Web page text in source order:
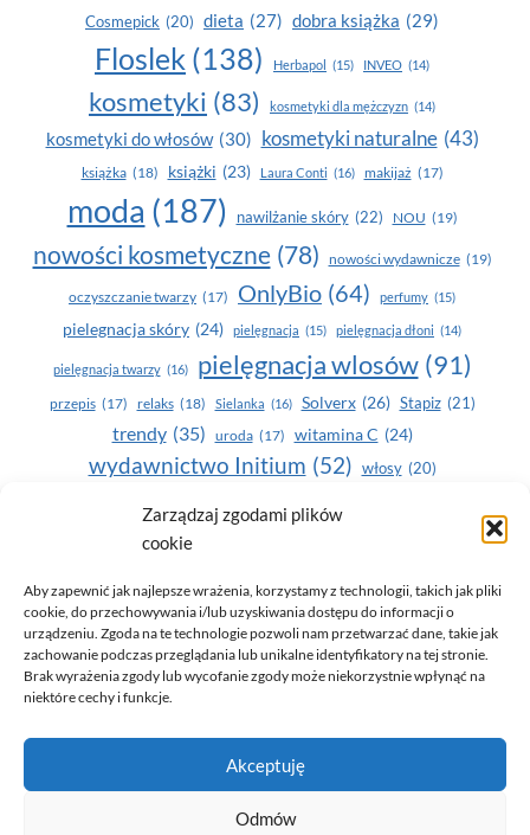
Zarządzaj zgodami plików
cookie
Aby zapewnić jak najlepsze wrażenia, korzystamy z technologii, takich jak pliki
cookie, do przechowywania i/lub uzyskiwania dostępu do informacji o
urządzeniu. Zgoda na te technologie pozwoli nam przetwarzać dane, takie jak
zachowanie podczas przeglądania lub unikalne identyfikatory na tej stronie.
Brak wyrażenia zgody lub wycofanie zgody może niekorzystnie wpłynąć na
niektóre cechy i funkcje.
Akceptuję
Odmów
Cosmepick (20) dieta (27) dobra książka (29)
Floslek (138) Herbapol (15) INVEO (14)
kosmetyki (83) kosmetyki dla mężczyzn (14)
kosmetyki do włosów (30) kosmetyki naturalne (43)
książka (18) książki (23) Laura Conti (16) makijaż (17)
moda (187) nawilżanie skóry (22) NOU (19)
nowości kosmetyczne (78) nowości wydawnicze (19)
oczyszczanie twarzy (17) OnlyBio (64) perfumy (15)
pielegnacja skóry (24) pielęgnacja (15) pielęgnacja dłoni (14)
pielęgnacja twarzy (16) pielęgnacja wlosów (91)
przepis (17) relaks (18) Sielanka (16) Solverx (26) Stapiz (21)
trendy (35) uroda (17) witamina C (24)
wydawnictwo Initium (52) włosy (20)
Yasumi(164) zdrowe zęby
zdrowie
© 2026 Only You - portal dla kobiet (uroda, moda, zdrowie)
opracowanie:AZDOBRESTRONY